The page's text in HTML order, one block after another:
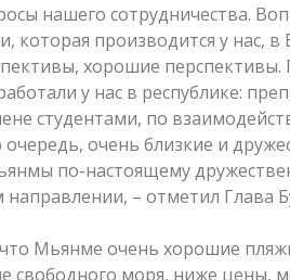
нашего сотрудничества.
которая производится у нас,
хорошие перспективы.
у нас в республике:
студентами, по
очень близкие и
по-настоящему
– отметил Глава
Мьянме очень хорошие
свободного моря, ниже цены,